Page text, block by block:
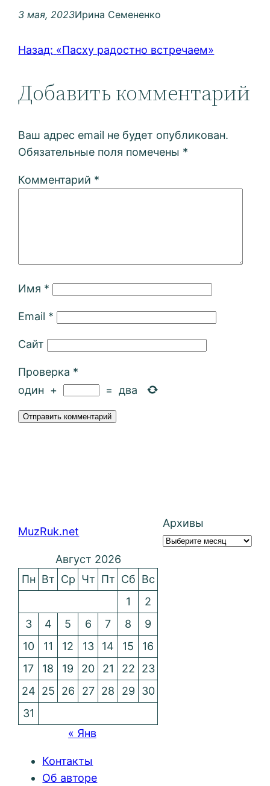
3 мая, 2023Ирина Семененко
Назад: «Пасху радостно встречаем»
Добавить комментарий
Ваш адрес email не будет опубликован.
Обязательные поля помечены *
Комментарий *
Имя *
Email *
Сайт
Проверка *
один + = два
MuzRuk.net
Архивы
Август 2026
Пн Вт Ср Чт Пт Сб Вс
1
2
3
4 5 6 7 8
9
10
11 12 13 14 15
16
17
18 19 20 21 22
23
24 25 26 27 28 29
30
31
« Янв
Контакты
Об авторе